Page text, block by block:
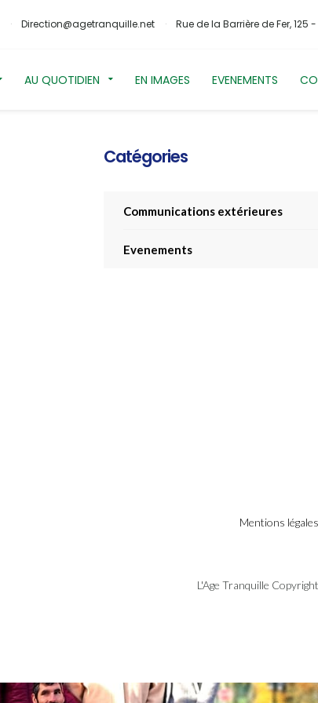
Direction@agetranquille.net Rue de la Barrière de Fer, 125
AU QUOTIDIEN EN IMAGES EVENEMENTS
Catégories
Communications extérieures
Evenements
Mentions
L'Age Tranquille